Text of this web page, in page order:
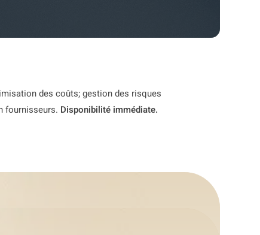
des coûts; gestion des risques
fournisseurs. Disponibilité immédiate.